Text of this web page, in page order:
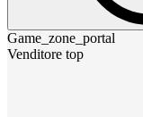
Game_zone_portal
Venditore top